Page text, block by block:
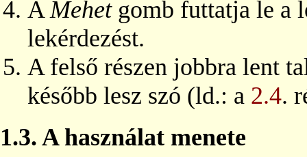
A Mehet gomb futtatja le a
lekérdezést.
A felső részen jobbra lent
később lesz szó (ld.: a 2.4.
1.3. A használat menete